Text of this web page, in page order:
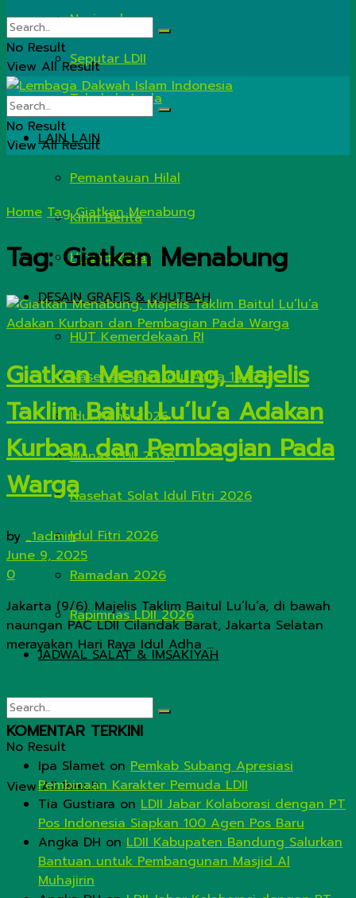
Nasional
Seputar LDII
Tahukah Anda
LAIN LAIN
Pemantauan Hilal
Kirim Berita
Hitung Zakat
DESAIN GRAFIS & KHUTBAH
HUT Kemerdekaan RI
Nasehat Salat Idul Adha 1447 H
Idul Adha 2026
Munas LDII 2026
Nasehat Solat Idul Fitri 2026
Idul Fitri 2026
Ramadan 2026
Rapimnas LDII 2026
JADWAL SALAT & IMSAKIYAH
No Result
View All Result
No Result
View All Result
No Result
View All Result
Home Tag Giatkan Menabung
Tag:Giatkan Menabung
Giatkan Menabung, Majelis
Taklim Baitul Lu’lu’a Adakan
Kurban dan Pembagian Pada
Warga
by _1admin
June 9, 2025
0
Jakarta (9/6). Majelis Taklim Baitul Lu’lu’a, di bawah
naungan PAC LDII Cilandak Barat, Jakarta Selatan
merayakan Hari Raya Idul Adha ...
KOMENTAR TERKINI
Ipa Slamet on Pemkab Subang Apresiasi
Pembinaan Karakter Pemuda LDII
Tia Gustiara on LDII Jabar Kolaborasi dengan PT
Pos Indonesia Siapkan 100 Agen Pos Baru
Angka DH on LDII Kabupaten Bandung Salurkan
Bantuan untuk Pembangunan Masjid Al
Muhajirin